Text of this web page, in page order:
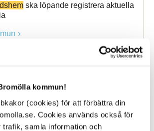
kommun!
(cookies) för att förbättra din
Cookies används också för
trafik, samla information och
ska löpande registrera aktuella